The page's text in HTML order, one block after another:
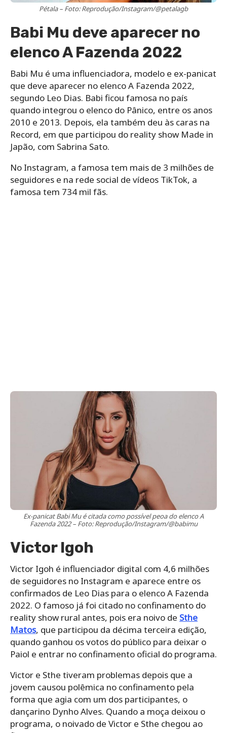
Pétala – Foto: Reprodução/Instagram/@petalagb
Babi Mu deve aparecer no
elenco A Fazenda 2022
Babi Mu é uma influenciadora, modelo e ex-panicat
que deve aparecer no elenco A Fazenda 2022,
segundo Leo Dias. Babi ficou famosa no país
quando integrou o elenco do Pânico, entre os anos
2010 e 2013. Depois, ela também deu às caras na
Record, em que participou do reality show Made in
Japão, com Sabrina Sato.
No Instagram, a famosa tem mais de 3 milhões de
seguidores e na rede social de vídeos TikTok, a
famosa tem 734 mil fãs.
Ex-panicat Babi Mu é citada como possível peoa do elenco A
Fazenda 2022 – Foto: Reprodução/Instagram/@babimu
Victor Igoh
Victor Igoh é influenciador digital com 4,6 milhões
de seguidores no Instagram e aparece entre os
confirmados de Leo Dias para o elenco A Fazenda
2022. O famoso já foi citado no confinamento do
reality show rural antes, pois era noivo de Sthe
Matos, que participou da décima terceira edição,
quando ganhou os votos do público para deixar o
Paiol e entrar no confinamento oficial do programa.
Victor e Sthe tiveram problemas depois que a
jovem causou polêmica no confinamento pela
forma que agia com um dos participantes, o
dançarino Dynho Alves. Quando a moça deixou o
programa, o noivado de Victor e Sthe chegou ao